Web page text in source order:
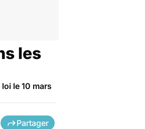
les
le 10 mars
Partager